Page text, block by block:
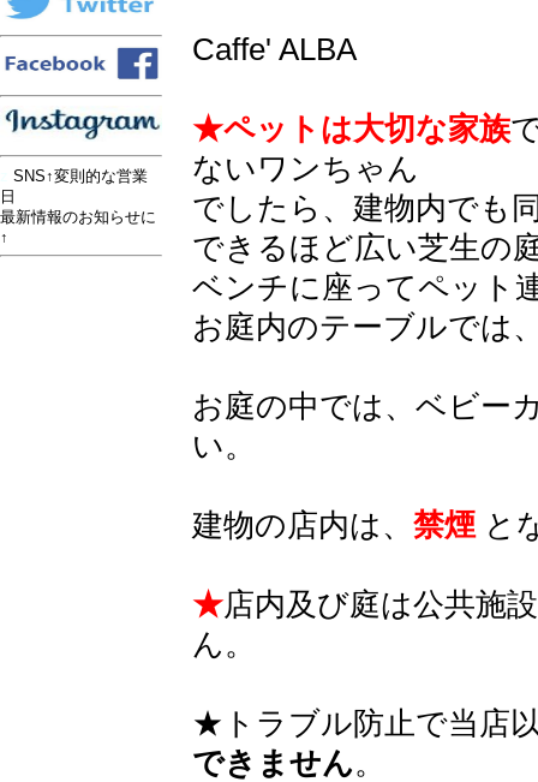
SNS↑変則的な営業
日
最新情報のお知らせに
↑
Caffe' ALBA
★ペットは大切な家族
ないワンちゃん
でしたら、建物内でも
できるほど広い芝生の
ベンチに座ってペット
お庭内のテーブルでは
お庭の中では、ベビー
い。
建物の店内は、 禁煙と
★店内及び庭は公共施
ん。
★トラブル防止で当店
できません。